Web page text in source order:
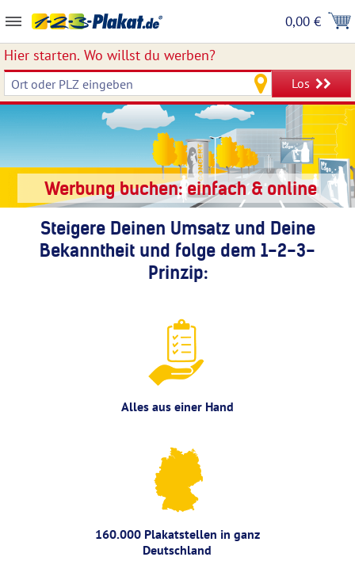
0,00 €
Hier starten. Wo willst du werben?
Los
Werbung buchen: einfach & online
Steigere Deinen Umsatz und Deine
Bekanntheit und folge dem 1-2-3-
Prinzip:
Alles aus einer Hand
160.000 Plakatstellen in ganz
Deutschland